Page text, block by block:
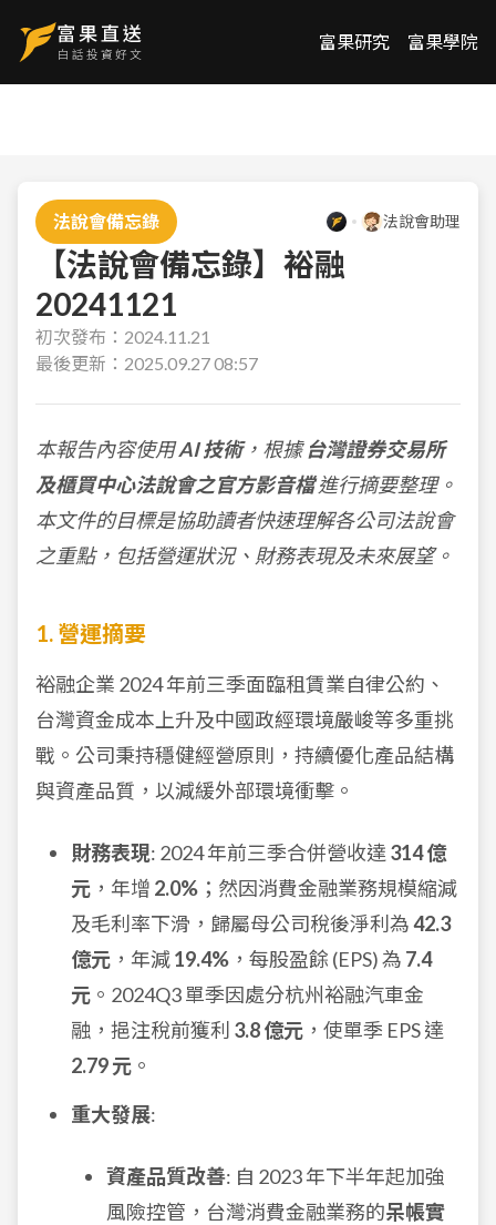
富果研究 富果學院
法說會備忘錄 法說會助理
【法說會備忘錄】裕融
20241121
初次發布： 2024.11.21
最後更新： 2025.09.27 08:57
本報告內容使用AI 技術，根據台灣證券交易所
及櫃買中心法說會之官方影音檔進行摘要整理。
本文件的目標是協助讀者快速理解各公司法說會
之重點，包括營運狀況、財務表現及未來展望。
1. 營運摘要
裕融企業 2024 年前三季面臨租賃業自律公約、
台灣資金成本上升及中國政經環境嚴峻等多重挑
戰。公司秉持穩健經營原則，持續優化產品結構
與資產品質，以減緩外部環境衝擊。
財務表現: 2024 年前三季合併營收達 314 億
元 ，年增 2.0% ；然因消費金融業務規模縮減
及毛利率下滑，歸屬母公司稅後淨利為42.3
億元 ，年減19.4% ，每股盈餘 (EPS) 為 7.4
元 。2024Q3 單季因處分杭州裕融汽車金
融，挹注稅前獲利 3.8 億元 ，使單季 EPS 達
2.79 元 。
重大發展:
資產品質改善: 自 2023 年下半年起加強
風險控管，台灣消費金融業務的呆帳實